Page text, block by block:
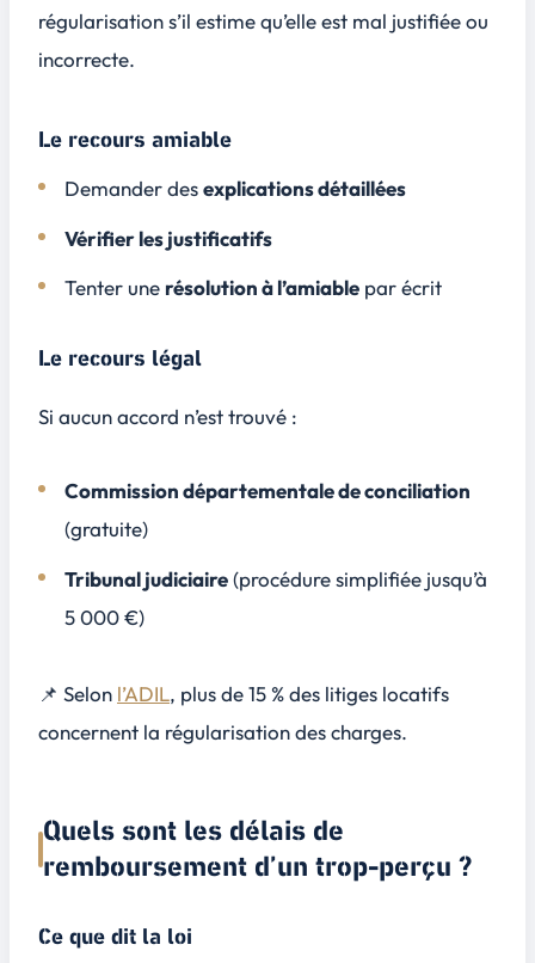
régularisation s’il estime qu’elle est mal justifiée ou
incorrecte.
Le recours amiable
Demander desexplications détaillées
Vérifier les justificatifs
Tenter une résolution à l’amiable par écrit
Le recours légal
Si aucun accord n’est trouvé :
Commission départementale de conciliation
(gratuite)
Tribunal judiciaire(procédure simplifiée jusqu’à
5 000 €)
📌 Selon l’ADIL, plus de 15 % des litiges locatifs
concernent la régularisation des charges.
Quels sont les délais de
remboursement d’un trop-perçu ?
Ce que dit la loi